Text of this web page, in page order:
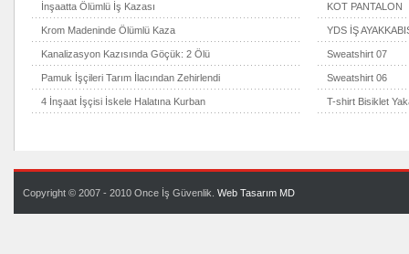
İnşaatta Ölümlü İş Kazası
Krom Madeninde Ölümlü Kaza
Kanalizasyon Kazısında Göçük: 2 Ölü
Pamuk İşçileri Tarım İlacından Zehirlendi
4 İnşaat İşçisi İskele Halatına Kurban
KOT PANTALON
YDS İŞ
Sweatshirt 07
Sweatshirt 06
T-shirt Bisiklet
Copyright © 2007 - 2010 Once İş Güvenlik. Web Tasarım MD